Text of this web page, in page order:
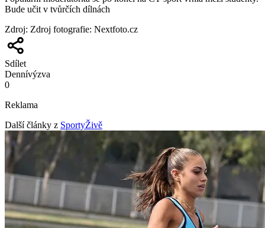
Bude učit v tvůrčích dílnách
Zdroj: Zdroj fotografie: Nextfoto.cz
Sdílet
Dennívýzva
0
Reklama
Další články z SportyŽivě